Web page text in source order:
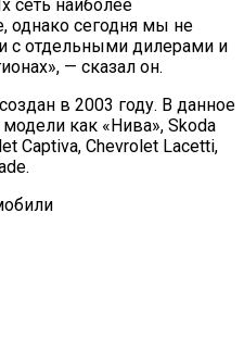
сеть наиболее
однако сегодня мы не
с отдельными дилерами и
— сказал он.
в 2003 году. В данное
как «Нива», Skoda
Captiva, Chevrolet Lacetti,